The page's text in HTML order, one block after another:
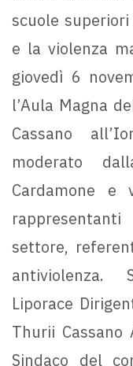
scuole
e la violenza
giovedì 6
l’Aula Magna
Cassano
moderato
Cardamone e
settore,
antiviolenza.
Liporace
Thurii Cassano
Sindaco del